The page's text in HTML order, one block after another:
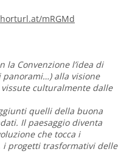
mRGMd
la Convenzione l’idea di
panorami…) alla visione
culturalmente dalle
quelli della buona
Il paesaggio diventa
che tocca i
progetti trasformativi delle